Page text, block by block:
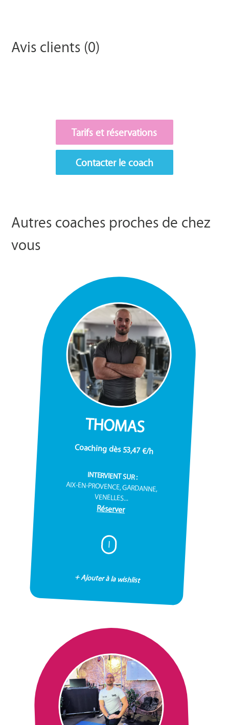
Avis clients (0)
Tarifs et réservations
Contacter le coach
Autres coaches proches de chez
vous
THOMAS
Coaching dès 53,47 €/h
INTERVIENT SUR :
AIX-EN-PROVENCE, GARDANNE,
VENELLES...
Réserver
I
+ Ajouter à la wishlist